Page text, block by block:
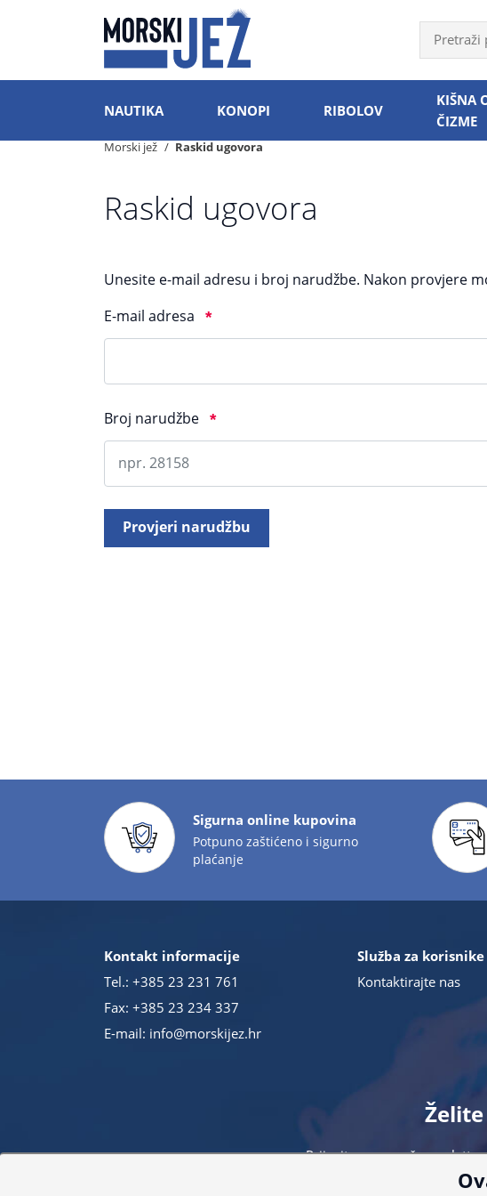
NAUTIKA KONOPI RIBOLOV
KIŠNA
ČIZME
Morski jež Raskid ugovora
Raskid ugovora
Unesite e-mail adresu i broj narudžbe. Nakon provjere
E-mail adresa
*
Broj narudžbe *
Provjeri narudžbu
Sigurna online kupovina
Potpuno zaštićeno i sigurno
plaćanje
Kontakt informacije
Tel.: +385 23 231 761
Fax: +385 23 234 337
E-mail: info@morskijez.hr
Služba za korisnike
Kontaktirajte nas
Prijavite se na naš